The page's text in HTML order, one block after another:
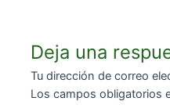
Deja una
Tu dirección de correo
Los campos obligatorios